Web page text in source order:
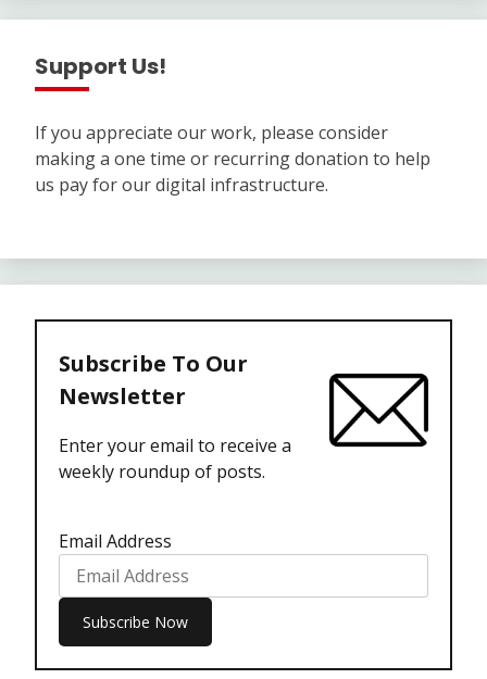
Support Us!
If you appreciate our work, please consider
making a one time or recurring donation to help
us pay for our digital infrastructure.
Subscribe To Our
Newsletter
Enter your email to receive a
weekly roundup of posts.
Email Address